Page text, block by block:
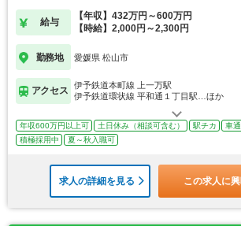
給与
【年収】432万円～600万円
【時給】2,000円～2,300円
勤務地 愛媛県 松山市
アクセス
伊予鉄道本町線 上一万駅
伊予鉄道環状線 平和通１丁目駅…ほか
年収600万円以上可 土日休み（相談可含む） 駅チカ 車
積極採用中
夏～秋入職可
求人の詳細を見る この求人に